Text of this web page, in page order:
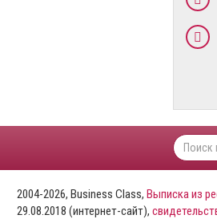
2004-2026, Business Class, Выписка из
29.08.2018 (интернет-сайт),